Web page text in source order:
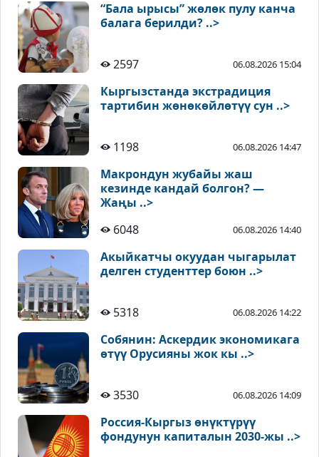
“Бала ырысы” жөлөк пулу канча
балага берилди? ..>
2597 06.08.2026 15:04
Кыргызстанда экстрадиция
тартибин жөнөкөйлөтүү сун ..>
1198 06.08.2026 14:47
Макрондун жубайы жаш
кезинде кандай болгон? —
Жаңы ..>
6048
06.08.2026 14:40
Акыйкатчы окуудан чыгарылат
делген студенттер боюн ..>
5318 06.08.2026 14:22
Собянин: Аскердик экономикага
өтүү Орусияны жок кы ..>
3530 06.08.2026 14:09
Россия-Кыргыз өнүктүрүү
фондунун капиталын 2030-жы ..>